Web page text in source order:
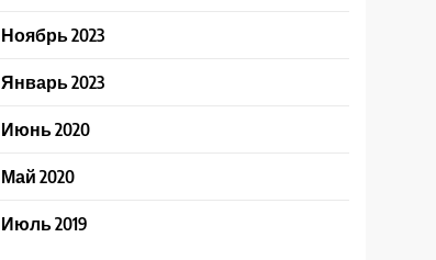
Ноябрь 2023
Январь 2023
Июнь 2020
Май 2020
Июль 2019